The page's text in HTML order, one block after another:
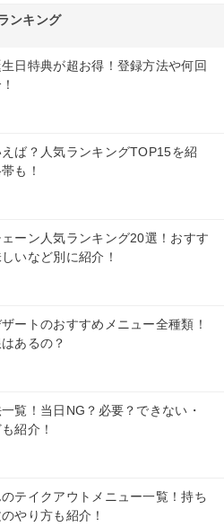
ンキング
日特典が超お得！登録方法や何回
ば？人気ランキングTOP15を紹
も！
ーン人気ランキング20選！おすす
いなど別に紹介！
ートのおすすめメニュー全種類！
あるの？
覧！当日NG？必要？できない・
紹介！
テイクアウトメニュー一覧！持ち
やり方も紹介！